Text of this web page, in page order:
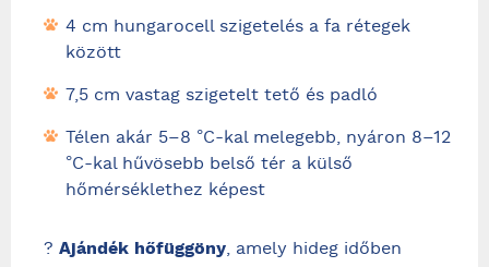
4 cm hungarocell szigetelés a fa rétegek
között
7,5 cm vastag szigetelt tető és padló
Télen akár 5–8 °C-kal melegebb, nyáron 8–12
°C-kal hűvösebb belső tér a külső
hőmérséklethez képest
? Ajándék hőfüggöny, amely hideg időben